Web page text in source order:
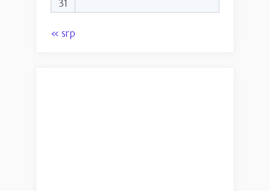
31
« srp